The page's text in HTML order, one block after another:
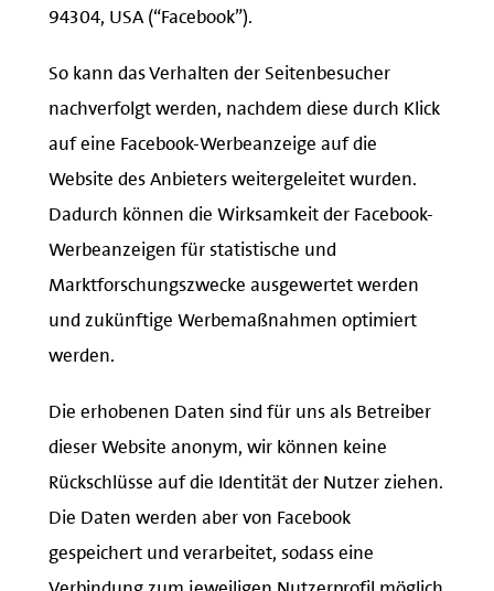
94304, USA (“Facebook”).
So kann das Verhalten der Seitenbesucher
nachverfolgt werden, nachdem diese durch Klick
auf eine Facebook-Werbeanzeige auf die
Website des Anbieters weitergeleitet wurden.
Dadurch können die Wirksamkeit der Facebook-
Werbeanzeigen für statistische und
Marktforschungszwecke ausgewertet werden
und zukünftige Werbemaßnahmen optimiert
werden.
Die erhobenen Daten sind für uns als Betreiber
dieser Website anonym, wir können keine
Rückschlüsse auf die Identität der Nutzer ziehen.
Die Daten werden aber von Facebook
gespeichert und verarbeitet, sodass eine
Verbindung zum jeweiligen Nutzerprofil möglich